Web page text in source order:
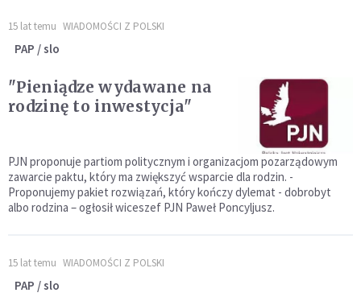
15 lat temu WIADOMOŚCI Z POLSKI
PAP / slo
"Pieniądze wydawane na
rodzinę to inwestycja"
PJN proponuje partiom politycznym i organizacjom pozarządowym
zawarcie paktu, który ma zwiększyć wsparcie dla rodzin. -
Proponujemy pakiet rozwiązań, który kończy dylemat - dobrobyt
albo rodzina – ogłosił wiceszef PJN Paweł Poncyljusz.
15 lat temu WIADOMOŚCI Z POLSKI
PAP / slo